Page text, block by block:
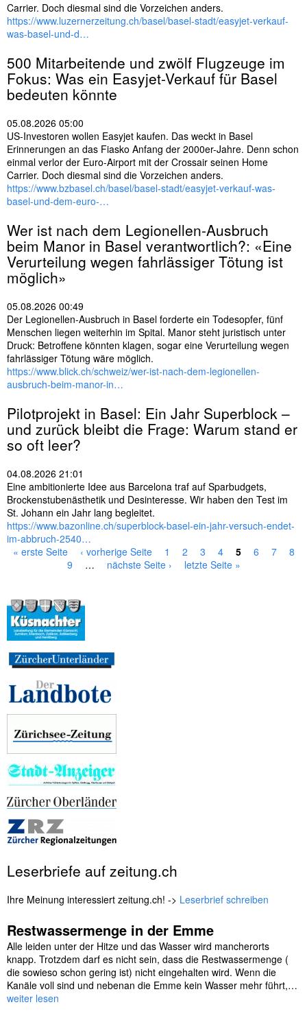
Carrier. Doch diesmal sind die Vorzeichen anders.
https://www.luzernerzeitung.ch/basel/basel-stadt/easyjet-verkauf-
was-basel-und-d…
500 Mitarbeitende und zwölf Flugzeuge im
Fokus: Was ein Easyjet-Verkauf für Basel
bedeuten könnte
05.08.2026 05:00
US-Investoren wollen Easyjet kaufen. Das weckt in Basel
Erinnerungen an das Fiasko Anfang der 2000er-Jahre. Denn schon
einmal verlor der Euro-Airport mit der Crossair seinen Home
Carrier. Doch diesmal sind die Vorzeichen anders.
https://www.bzbasel.ch/basel/basel-stadt/easyjet-verkauf-was-
basel-und-dem-euro-…
Wer ist nach dem Legionellen-Ausbruch
beim Manor in Baselverantwortlich?: «Eine
Verurteilung wegen fahrlässiger Tötung ist
möglich»
05.08.2026 00:49
Der Legionellen-Ausbruch in Basel forderte ein Todesopfer, fünf
Menschen liegen weiterhin im Spital. Manor steht juristisch unter
Druck: Betroffene könnten klagen, sogar eine Verurteilung wegen
fahrlässiger Tötung wäre möglich.
https://www.blick.ch/schweiz/wer-ist-nach-dem-legionellen-
ausbruch-beim-manor-in…
Pilotprojekt in Basel: Ein Jahr Superblock –
und zurück bleibt die Frage: Warum stand er
so oft leer?
04.08.2026 21:01
Eine ambitionierte Idee aus Barcelona traf auf Sparbudgets,
Brockenstubenästhetik und Desinteresse. Wir haben den Test im
St. Johann ein Jahr lang begleitet.
https://www.bazonline.ch/superblock-basel-ein-jahr-versuch-endet-
im-abbruch-2540…
i
t
e
n
« erste Seite ‹ vorherige Seite 1 2 3 4 5 6 7
8
9
… nächste Seite › letzte Seite »
Leserbriefe auf zeitung.ch
Ihre Meinung interessiert zeitung.ch! -> Leserbrief schreiben
Restwassermenge in der Emme
Alle leiden unter der Hitze und das Wasser wird mancherorts
knapp. Trotzdem darf es nicht sein, dass die Restwassermenge (
die sowieso schon gering ist) nicht eingehalten wird. Wenn die
Kanäle voll sind und nebenan die Emme kein Wasser mehr führt,…
weiter lesen